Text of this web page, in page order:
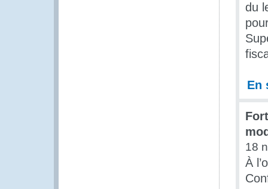
du
En
18
À